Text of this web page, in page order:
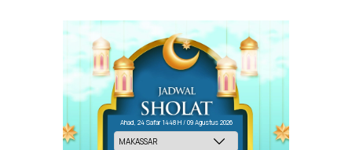
Ahad, 24 Safar 1448 H / 09 Agustus 2026